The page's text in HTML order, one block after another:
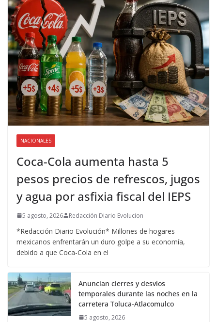
NACIONALES
Coca-Cola aumenta hasta 5
pesos precios de refrescos, jugos
y agua por asfixia fiscal del IEPS
5 agosto, 2026 Redacción Diario Evolucion
*Redacción Diario Evolución* Millones de hogares
mexicanos enfrentarán un duro golpe a su economía,
debido a que Coca-Cola en el
Anuncian cierres y desvíos
temporales durante las noches en la
carretera Toluca-Atlacomulco
5 agosto, 2026